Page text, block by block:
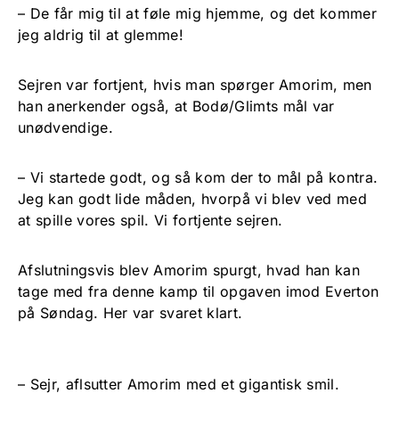
– De får mig til at føle mig hjemme, og det kommer
jeg aldrig til at glemme!
Sejren var fortjent, hvis man spørger Amorim, men
han anerkender også, at Bodø/Glimts mål var
unødvendige.
– Vi startede godt, og så kom der to mål på kontra.
Jeg kan godt lide måden, hvorpå vi blev ved med
at spille vores spil. Vi fortjente sejren.
Afslutningsvis blev Amorim spurgt, hvad han kan
tage med fra denne kamp til opgaven imod Everton
på Søndag. Her var svaret klart.
– Sejr, aflsutter Amorim med et gigantisk smil.